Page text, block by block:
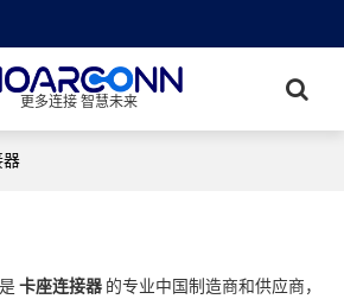
更多连接 智慧未来
器
是卡座连接器 的专业中国制造商和供应商，